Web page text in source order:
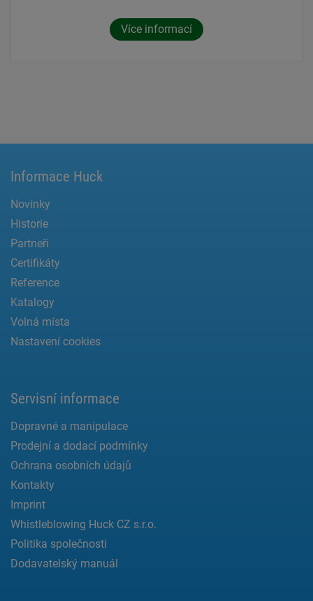
Více informací
Informace Huck
Novinky
Historie
Partneři
Certifikáty
Reference
Katalogy
Volná místa
Nastavení cookies
Servisní informace
Dopravné a manipulace
Prodejní a dodací podmínky
Ochrana osobních údajů
Kontakty
Imprint
Whistleblowing Huck CZ s.r.o.
Politika společnosti
Dodavatelský manuál